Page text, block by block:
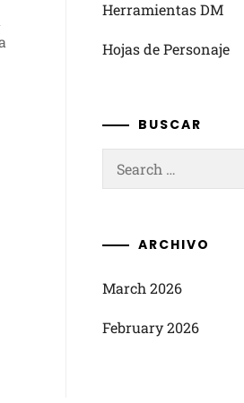
Herramientas DM
Hojas de Personaje
BUSCAR
for:
ARCHIVO
March 2026
February 2026